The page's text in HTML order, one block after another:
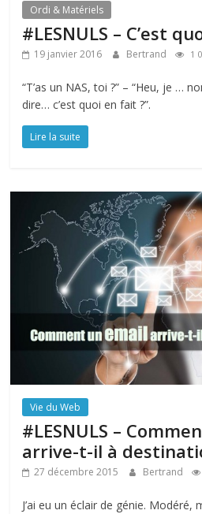
Ordi & Matériels
#LESNULS – C’est
19 janvier 2016 Bertrand 1
“T’as un NAS, toi ?” – “Heu, je …
dire… c’est quoi en fait ?”.
Lire la suite
Vie du Web
#LESNULS –
arrive-t-il à
27 décembre 2015 Bertrand
J’ai eu un éclair de génie. Modéré,